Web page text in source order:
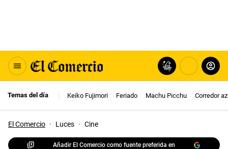
Temas del día Keiko Fujimori Feriado Machu Picchu Corredor
El Comercio · Luces · Cine
Añadir El Comercio como fuente preferida en